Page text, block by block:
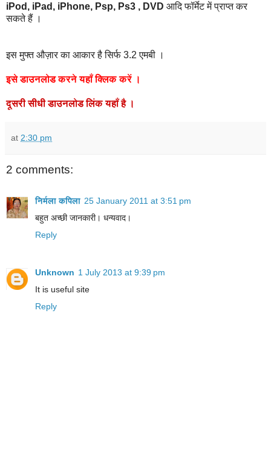
iPod, iPad, iPhone, Psp, Ps3 , DVD आदि फॉर्मेट में प्राप्त कर
सकते हैं ।
इस मुफ्त औज़ार का आकार है सिर्फ 3.2 एमबी ।
इसे डाउनलोड करने यहाँ क्लिक करें ।
दूसरी सीधी डाउनलोड लिंक यहाँ है।
at 2:30 pm
2 comments:
निर्मला कपिला 25 January 2011 at 3:51 pm
बहुत अच्छी जानकारी। धन्यवाद।
Reply
Unknown 1 July 2013 at 9:39 pm
It is useful site
Reply